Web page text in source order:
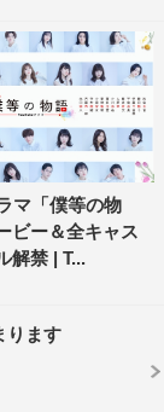
マ「僕等の物
ビー＆全キャス
解禁 | T...
ります